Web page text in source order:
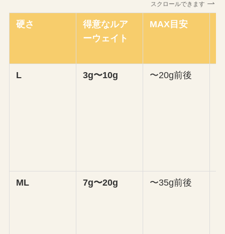
スクロールできます
硬さ
得意なルア
ーウェイト
MAX目安
L 3g〜10g 〜20g前後
ML 7g〜20g 〜35g前後